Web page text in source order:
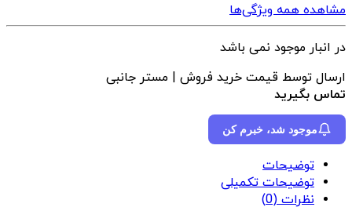
مشاهده همه ویژگی‌ها
در انبار موجود نمی باشد
ارسال توسط قیمت خرید فروش | مستر جانبی
تماس بگیرید
موجود شد، خبرم کن
توضیحات
توضیحات تکمیلی
نظرات (0)